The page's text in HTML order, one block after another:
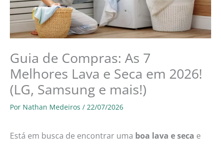
Guia de Compras: As 7
Melhores Lava e Seca em 2026!
(LG, Samsung e mais!)
Por Nathan Medeiros / 22/07/2026
Está em busca de encontrar uma boa lava e seca e